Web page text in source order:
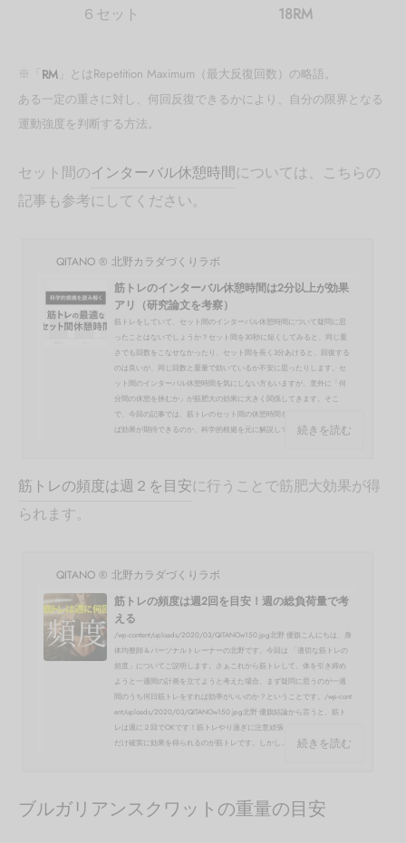
６セット
18RM
※「 RM 」とはRepetition Maximum（最大反復回数）の略語。
ある一定の重さに対し、何回反復できるかにより、自分の限界となる
運動強度を判断する方法。
セット間のインターバル休憩時間については、こちらの
記事も参考にしてください。
QITANO ® 北野カラダづくりラボ
筋トレのインターバル休憩時間は2分以上が効果
アリ（研究論文を考察）
筋トレをしていて、セット間のインターバル休憩時間について疑問に思
ったことはないでしょうか？セット間を30秒に短くしてみると、同じ重
さでも回数をこなせなかったり、セット間を長く3分あけると、回復する
のは良いが、同じ回数と重量で効いているか不安に思ったりします。セ
ット間のインターバル休憩時間を気にしない方もいますが、意外に「何
分間の休憩を挟むか」が筋肥大の効果に大きく関係してきます。そこ
で、今回の記事では、筋トレのセット間の休憩時間をどのくらい空けれ
ば効果が期待できるのか、科学的根拠を元に解説してい...続きを読む
筋トレの頻度は週２を目安に行うことで筋肥大効果が得
られます。
QITANO ® 北野カラダづくりラボ
筋トレの頻度は週2回を目安！週の総負荷量で考
える
/wp-content/uploads/2020/03/QITANOw150.jpg北野 優旗こんにちは、身
体均整師＆パーソナルトレーナーの北野です。今回は 「適切な筋トレの
頻度」についてご説明します。さぁこれから筋トレして、体を引き締め
ようと一週間の計画を立てようと考えた場合、まず疑問に思うのが一週
間のうち何日筋トレをすれば効率がいいのか？ということです。/wp-cont
ent/uploads/2020/03/QITANOw150.jpg北野 優旗結論から言うと、筋ト
レは週に２回でOKです！筋トレやり過ぎに注意頑張ったら、頑張った分
だけ確実に効果を得られるのが筋トレです。しかし...
続きを読む
ブルガリアンスクワットの重量の目安